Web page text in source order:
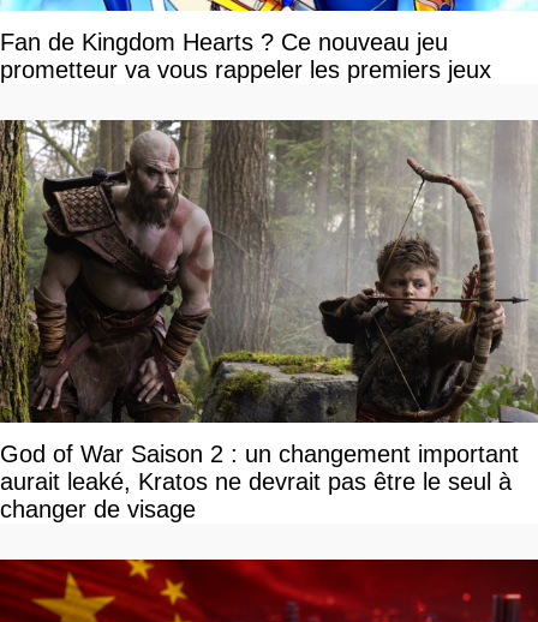
Fan de Kingdom Hearts ? Ce nouveau jeu
prometteur va vous rappeler les premiers jeux
God of War Saison 2 : un changement important
aurait leaké, Kratos ne devrait pas être le seul à
changer de visage